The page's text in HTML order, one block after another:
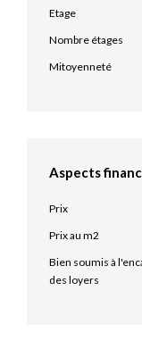
Etage
Nombre étages
Mitoyenneté
Aspects
Prix
Prix au m2
Bien soumis à
des loyers